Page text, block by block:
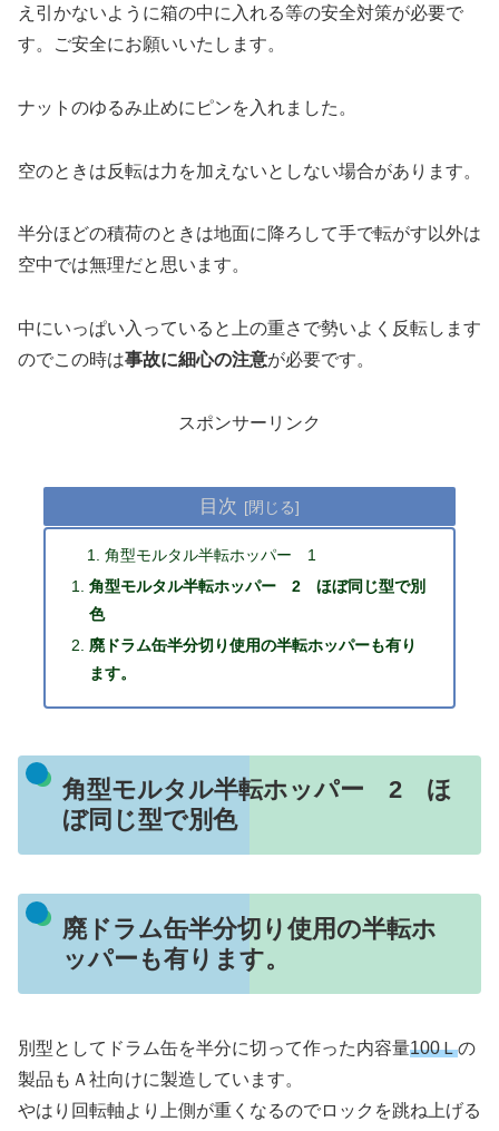
え引かないように箱の中に入れる等の安全対策が必要で
す。ご安全にお願いいたします。
ナットのゆるみ止めにピンを入れました。
空のときは反転は力を加えないとしない場合があります。
半分ほどの積荷のときは地面に降ろして手で転がす以外は
空中では無理だと思います。
中にいっぱい入っていると上の重さで勢いよく反転します
のでこの時は事故に細心の注意が必要です。
スポンサーリンク
目次
角型モルタル半転ホッパー 1
角型モルタル半転ホッパー 2 ほぼ同じ型で別
色
廃ドラム缶半分切り使用の半転ホッパーも有り
ます。
角型モルタル半転ホッパー 2 ほ
ぼ同じ型で別色
廃ドラム缶半分切り使用の半転ホ
ッパーも有ります。
別型としてドラム缶を半分に切って作った内容量100Ｌの
製品もＡ社向けに製造しています。
やはり回転軸より上側が重くなるのでロックを跳ね上げる